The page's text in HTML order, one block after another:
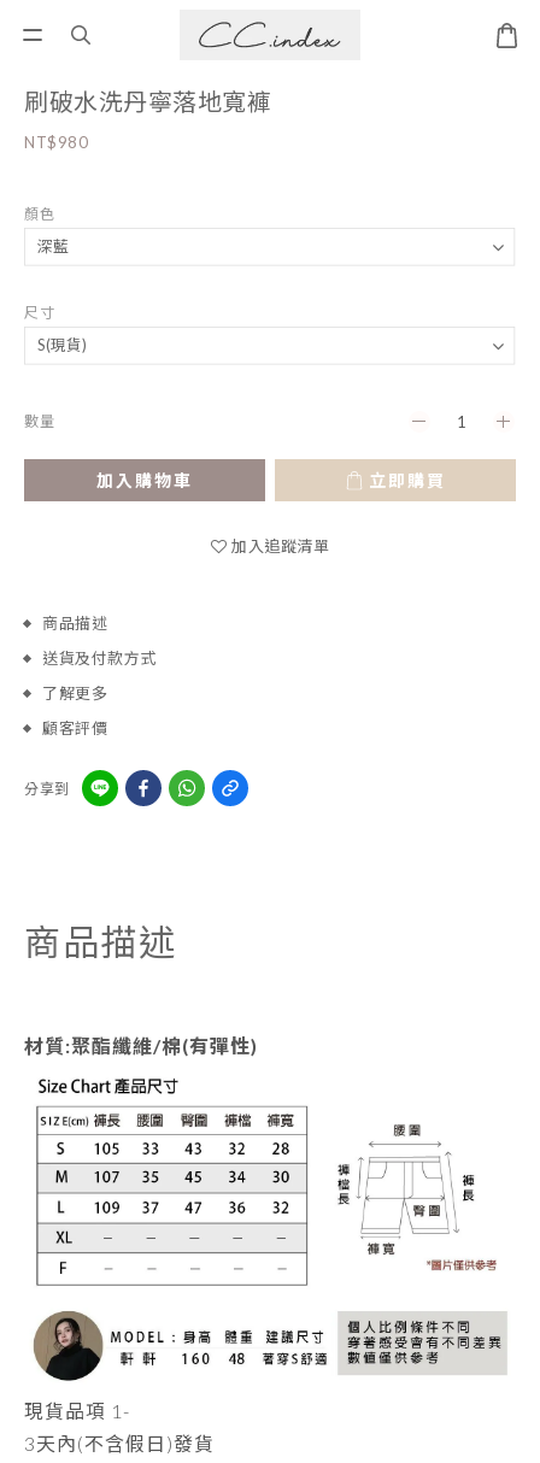
刷破水洗丹寧落地寬褲
NT$980
顏色
尺寸
數量
加入購物車 立即購買
加入追蹤清單
商品描述
送貨及付款方式
了解更多
顧客評價
分享到
商品描述
材質:聚酯纖維/棉(有彈性)
現貨品項 1-
3天內(不含假日)發貨